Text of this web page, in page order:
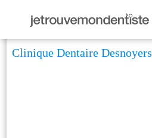
Clinique Dentaire Desnoyers